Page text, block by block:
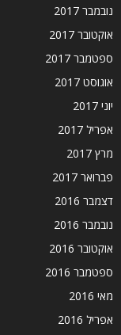
נובמבר 2017
אוקטובר 2017
ספטמבר 2017
אוגוסט 2017
יוני 2017
אפריל 2017
מרץ 2017
פברואר 2017
דצמבר 2016
נובמבר 2016
אוקטובר 2016
ספטמבר 2016
מאי 2016
אפריל 2016